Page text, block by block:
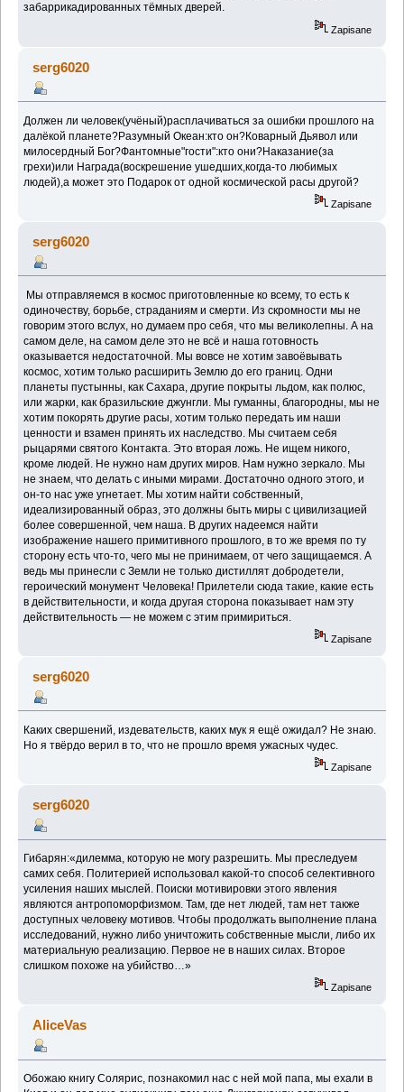
забаррикадированных тёмных дверей.
Zapisane
serg6020
Должен ли человек(учёный)расплачиваться за ошибки прошлого на
далёкой планете?Разумный Океан:кто он?Коварный Дьявол или
милосердный Бог?Фантомные"гости":кто они?Наказание(за
грехи)или Награда(воскрешение ушедших,когда-то любимых
людей),а может это Подарок от одной космической расы другой?
Zapisane
serg6020
Мы отправляемся в космос приготовленные ко всему, то есть к
одиночеству, борьбе, страданиям и смерти. Из скромности мы не
говорим этого вслух, но думаем про себя, что мы великолепны. А на
самом деле, на самом деле это не всё и наша готовность
оказывается недостаточной. Мы вовсе не хотим завоёвывать
космос, хотим только расширить Землю до его границ. Одни
планеты пустынны, как Сахара, другие покрыты льдом, как полюс,
или жарки, как бразильские джунгли. Мы гуманны, благородны, мы не
хотим покорять другие расы, хотим только передать им наши
ценности и взамен принять их наследство. Мы считаем себя
рыцарями святого Контакта. Это вторая ложь. Не ищем никого,
кроме людей. Не нужно нам других миров. Нам нужно зеркало. Мы
не знаем, что делать с иными мирами. Достаточно одного этого, и
он-то нас уже угнетает. Мы хотим найти собственный,
идеализированный образ, это должны быть миры с цивилизацией
более совершенной, чем наша. В других надеемся найти
изображение нашего примитивного прошлого, в то же время по ту
сторону есть что-то, чего мы не принимаем, от чего защищаемся. А
ведь мы принесли с Земли не только дистиллят добродетели,
героический монумент Человека! Прилетели сюда такие, какие есть
в действительности, и когда другая сторона показывает нам эту
действительность — не можем с этим примириться.
Zapisane
serg6020
Каких свершений, издевательств, каких мук я ещё ожидал? Не знаю.
Но я твёрдо верил в то, что не прошло время ужасных чудес.
Zapisane
serg6020
Гибарян:«дилемма, которую не могу разрешить. Мы преследуем
самих себя. Политерией использовал какой-то способ селективного
усиления наших мыслей. Поиски мотивировки этого явления
являются антропоморфизмом. Там, где нет людей, там нет также
доступных человеку мотивов. Чтобы продолжать выполнение плана
исследований, нужно либо уничтожить собственные мысли, либо их
материальную реализацию. Первое не в наших силах. Второе
слишком похоже на убийство…»
Zapisane
AliceVas
Обожаю книгу Солярис, познакомил нас с ней мой папа, мы ехали в